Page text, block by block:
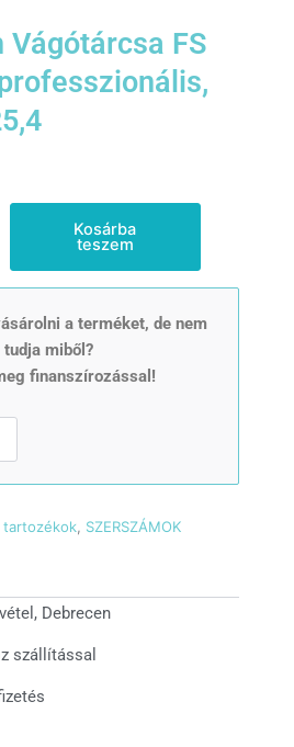
Vágótárcsa FS
Kosárba
teszem
a terméket, de nem
tudja miből?
finanszírozással!
tartozékok SZERSZÁMOK
Debrecen
szállítással